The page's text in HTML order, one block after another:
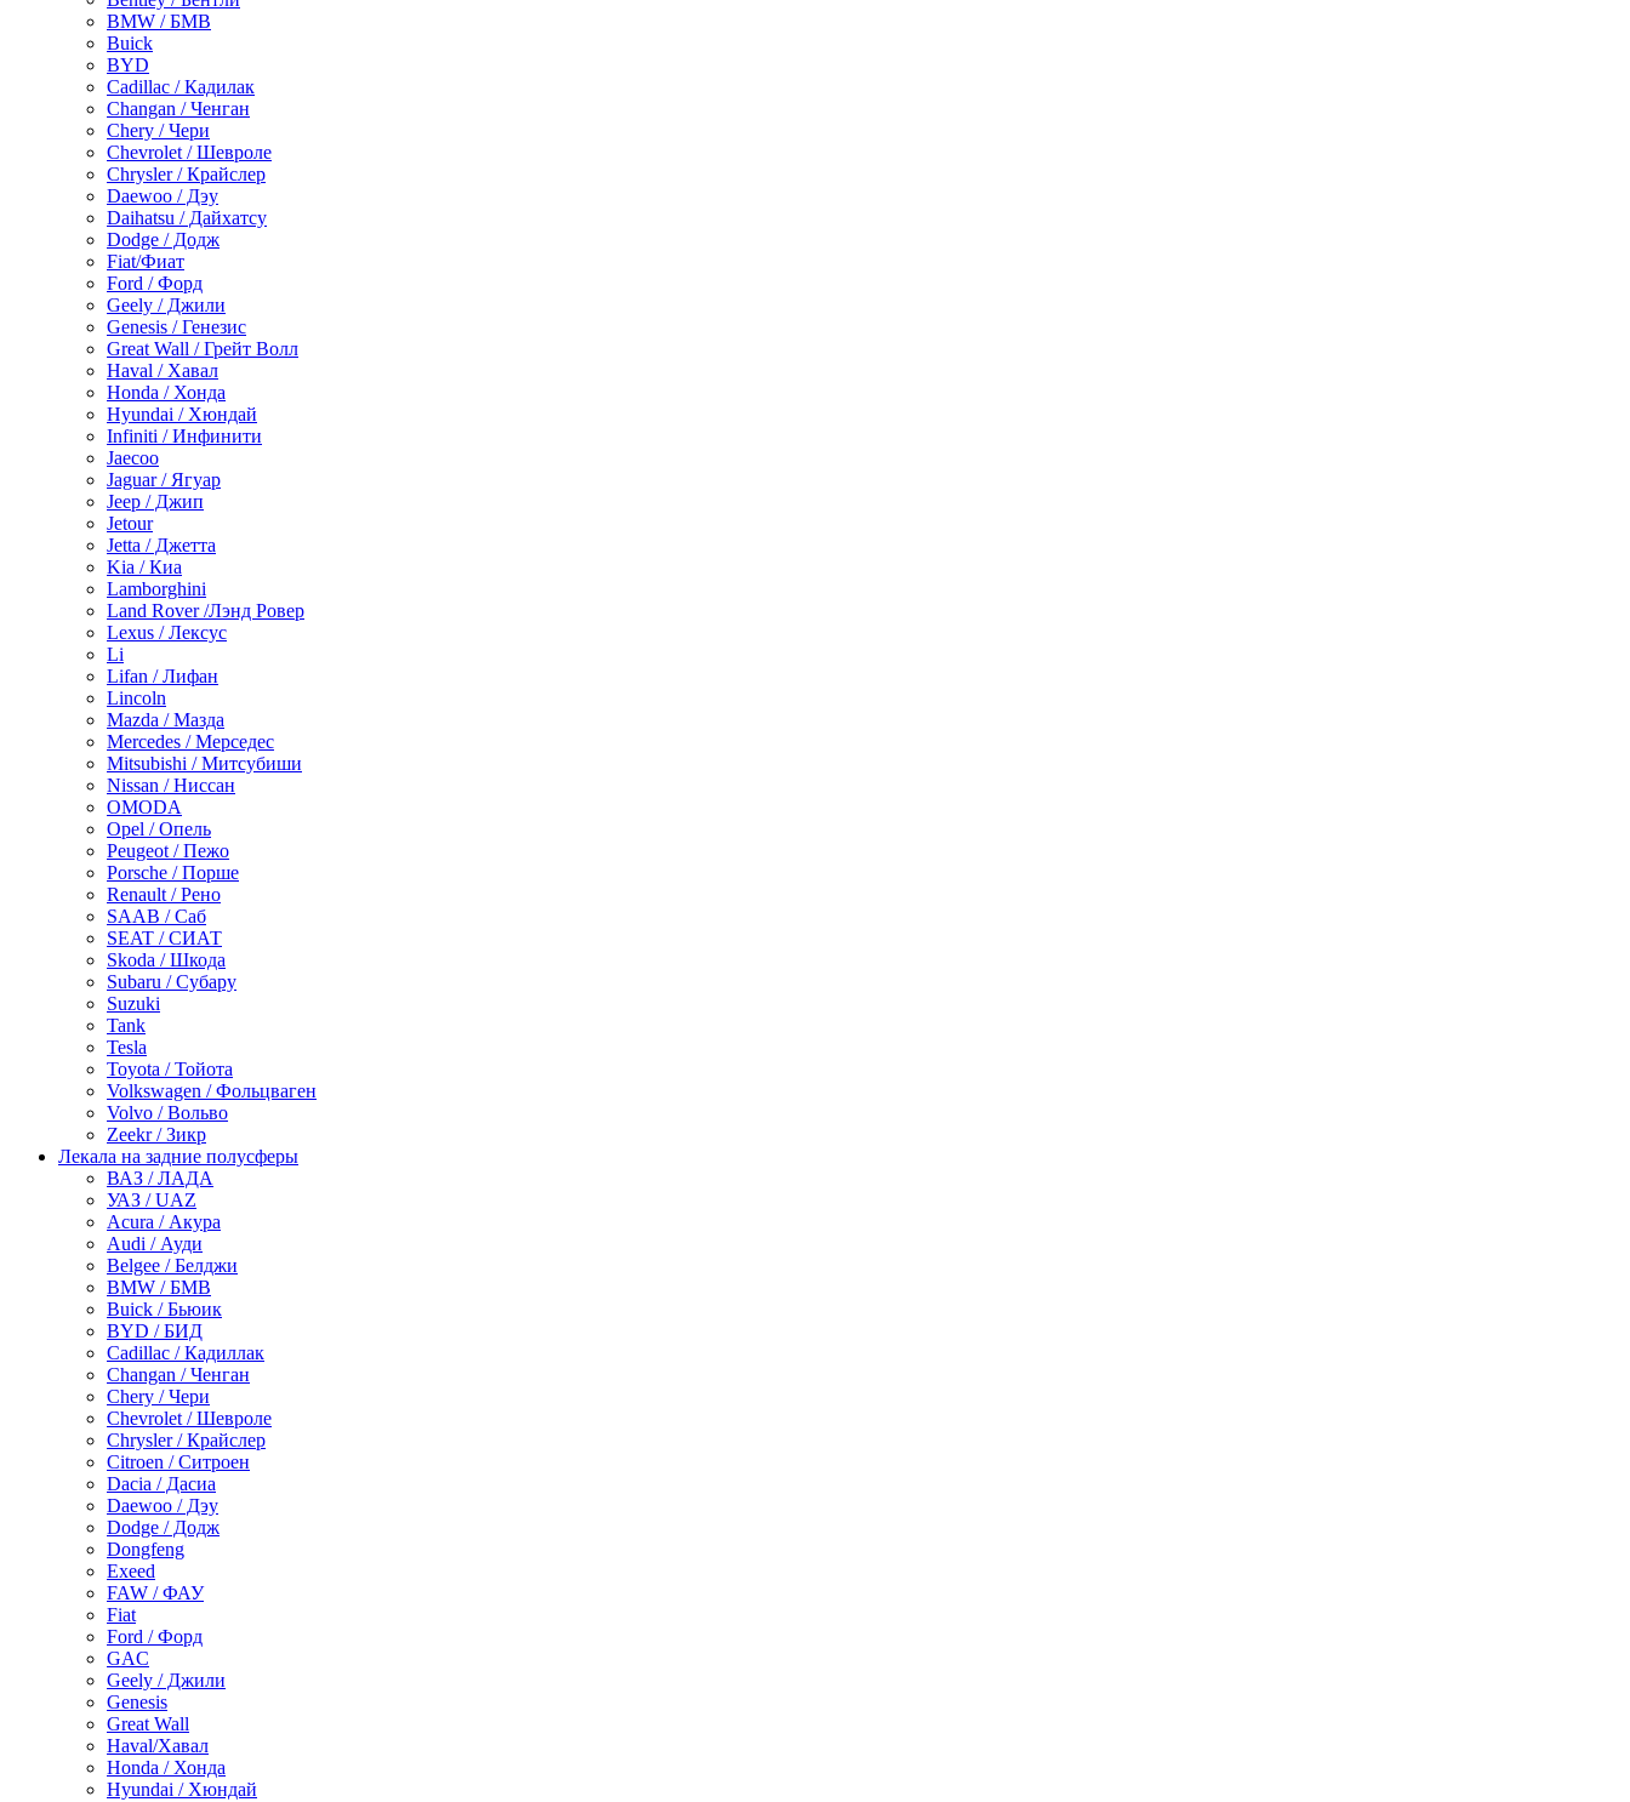
BMW / БМВ
Buick
BYD
Cadillac / Кадилак
Changan / Ченган
Chery / Чери
Chevrolet / Шевроле
Chrysler / Крайслер
Daewoo / Дэу
Daihatsu / Дайхатсу
Dodge / Додж
Fiat/Фиат
Ford / Форд
Geely / Джили
Genesis / Генезис
Great Wall / Грейт Волл
Haval / Хавал
Honda / Хонда
Hyundai / Хюндай
Infiniti / Инфинити
Jaecoo
Jaguar / Ягуар
Jeep / Джип
Jetour
Jetta / Джетта
Kia / Киа
Lamborghini
Land Rover /Лэнд Ровер
Lexus / Лексус
Li
Lifan / Лифан
Lincoln
Mazda / Мазда
Mercedes / Мерседес
Mitsubishi / Митсубиши
Nissan / Ниссан
OMODA
Opel / Опель
Peugeot / Пежо
Porsche / Порше
Renault / Рено
SAAB / Саб
SEAT / СИАТ
Skoda / Шкода
Subaru / Субару
Suzuki
Tank
Tesla
Toyota / Тойота
Volkswagen / Фольцваген
Volvo / Вольво
Zeekr / Зикр
Лекала на задние полусферы
ВАЗ / ЛАДА
УАЗ / UAZ
Acura / Акура
Audi / Ауди
Belgee / Белджи
BMW / БМВ
Buick / Бьюик
BYD / БИД
Cadillac / Кадиллак
Changan / Ченган
Chery / Чери
Chevrolet / Шевроле
Chrysler / Крайслер
Citroen / Ситроен
Dacia / Дасиа
Daewoo / Дэу
Dodge / Додж
Dongfeng
Exeed
FAW / ФАУ
Fiat
Ford / Форд
GAC
Geely / Джили
Genesis
Great Wall
Haval/Хавал
Honda / Хонда
Hyundai / Хюндай